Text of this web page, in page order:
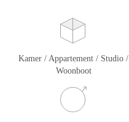
Kamer / Appartement / Studio /
Woonboot